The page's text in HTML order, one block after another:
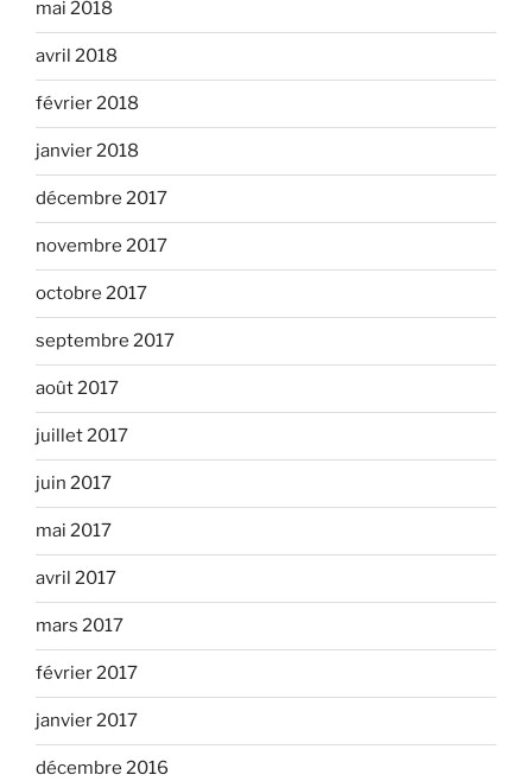
mai 2018
avril 2018
février 2018
janvier 2018
décembre 2017
novembre 2017
octobre 2017
septembre 2017
août 2017
juillet 2017
juin 2017
mai 2017
avril 2017
mars 2017
février 2017
janvier 2017
décembre 2016